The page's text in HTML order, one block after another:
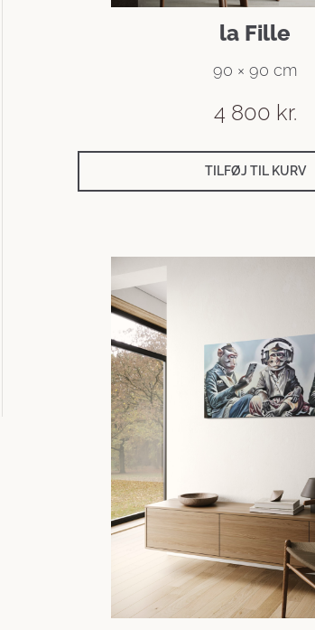
la Fille
90 × 90 cm
4 800 kr.
TILFØJ TIL KURV